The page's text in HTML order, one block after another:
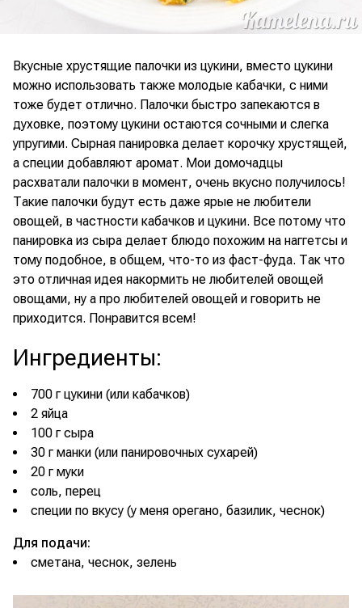
Вкусные хрустящие палочки из цукини, вместо цукини
можно использовать также молодые кабачки, с ними
тоже будет отлично. Палочки быстро запекаются в
духовке, поэтому цукини остаются сочными и слегка
упругими. Сырная панировка делает корочку хрустящей,
а специи добавляют аромат. Мои домочадцы
расхватали палочки в момент, очень вкусно получилось!
Такие палочки будут есть даже ярые не любители
овощей, в частности кабачков и цукини. Все потому что
панировка из сыра делает блюдо похожим на наггетсы и
тому подобное, в общем, что-то из фаст-фуда. Так что
это отличная идея накормить не любителей овощей
овощами, ну а про любителей овощей и говорить не
приходится. Понравится всем!
Ингредиенты:
700 г цукини (или кабачков)
2 яйца
100 г сыра
30 г манки (или панировочных сухарей)
20 г муки
соль, перец
специи по вкусу (у меня орегано, базилик, чеснок)
Для подачи:
сметана, чеснок, зелень